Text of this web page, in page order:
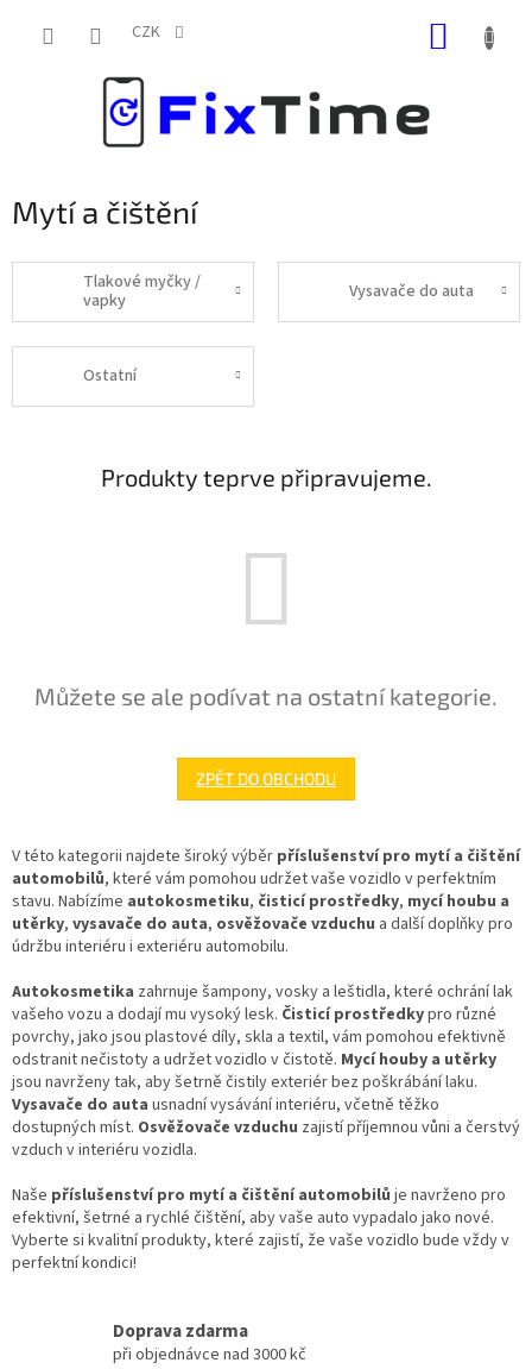
CZK
Mytí a čištění
Tlakové myčky /
vapky
Vysavače do auta
Ostatní
Produkty teprve připravujeme.
Můžete se ale podívat na ostatní kategorie.
ZPĚT DO OBCHODU
V této kategorii najdete široký výběr příslušenství pro mytí a čištění
automobilů, které vám pomohou udržet vaše vozidlo v perfektním
stavu. Nabízíme autokosmetiku, čisticí prostředky, mycí houbu a
utěrky, vysavače do auta, osvěžovače vzduchu a další doplňky pro
údržbu interiéru i exteriéru automobilu.
Autokosmetika zahrnuje šampony, vosky a leštidla, které ochrání lak
vašeho vozu a dodají mu vysoký lesk. Čisticí prostředkypro různé
povrchy, jako jsou plastové díly, skla a textil, vám pomohou efektivně
odstranit nečistoty a udržet vozidlo v čistotě. Mycí houby a utěrky
jsou navrženy tak, aby šetrně čistily exteriér bez poškrábání laku.
Vysavače do auta usnadní vysávání interiéru, včetně těžko
dostupných míst. Osvěžovače vzduchu zajistí příjemnou vůni a čerstvý
vzduch v interiéru vozidla.
Naše příslušenství pro mytí a čištění automobilů je navrženo pro
efektivní, šetrné a rychlé čištění, aby vaše auto vypadalo jako nové.
Vyberte si kvalitní produkty, které zajistí, že vaše vozidlo bude vždy v
perfektní kondici!
Doprava zdarma
při objednávce nad 3000 kč